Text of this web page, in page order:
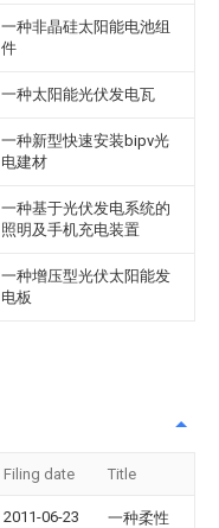
一种非晶硅太阳能电池组
件
一种太阳能光伏发电瓦
一种新型快速安装bipv光
电建材
一种基于光伏发电系统的
照明及手机充电装置
一种增压型光伏太阳能发
电板
Filing date Title
2011-06-23
一种柔性